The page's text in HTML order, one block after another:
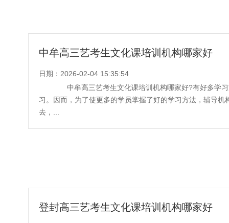
中牟高三艺考生文化课培训机构哪家好
日期：2026-02-04 15:35:54
中牟高三艺考生文化课培训机构哪家好?有好多学习
习。因而，为了使更多的学员掌握了好的学习方法，辅导
去，...
登封高三艺考生文化课培训机构哪家好